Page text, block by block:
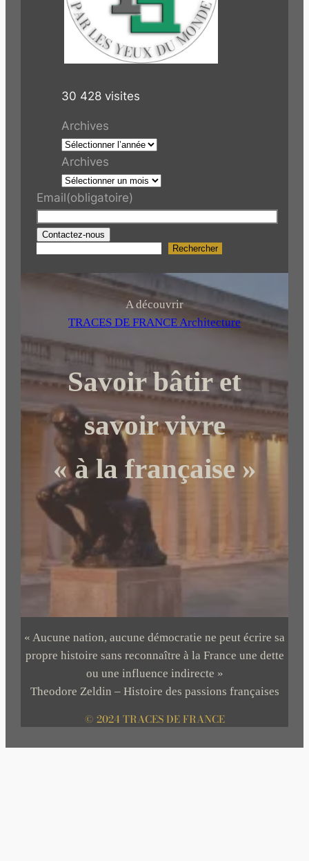
30 428 visites
Archives
Archives
Email(obligatoire)
Contactez-nous
r
c
h
r
Rechercher
A découvrir
TRACES DE FRANCE Architecture
Savoir bâtir et
savoir vivre
« à la française »
« Aucune nation, aucune démocratie ne peut écrire sa
propre histoire sans reconnaître à la France une dette
ou une influence indirecte »
Theodore Zeldin – Histoire des passions françaises
© 2024 TRACES DE FRANCE